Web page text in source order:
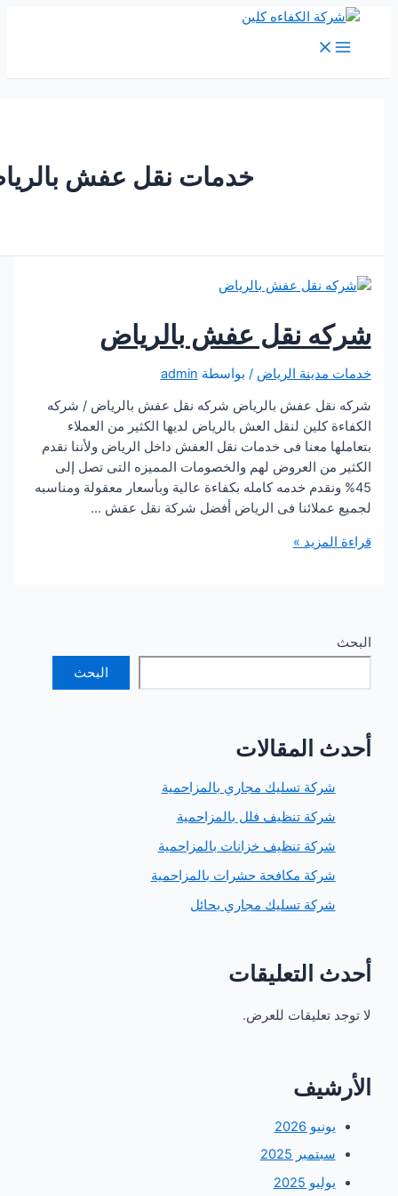
خدمات نقل عفش بالرياض
نقل عفش بالرياض
الرياض/ بواسطة admin
عفش بالرياض شركه نقل عفش بالرياض / شركه
كلين لنقل العش بالرياض لديها الكثير من العملاء
معنا فى خدمات نقل العفش داخل الرياض ولأننا نقدم
من العروض لهم والخصومات المميزه التى تصل إلى
ونقدم خدمه كامله بكفاءة عالية وبأسعار معقولة ومناسبه
عملائنا فى الرياض أفضل شركة نقل عفش …
»
المقالات
شركة تسليك مجاري بالمزاحمية
شركة تنظيف فلل بالمزاحمية
شركة تنظيف خزانات بالمزاحمية
شركة مكافحة حشرات بالمزاحمية
شركة تسليك مجاري بحائل
التعليقات
تعليقات للعرض.